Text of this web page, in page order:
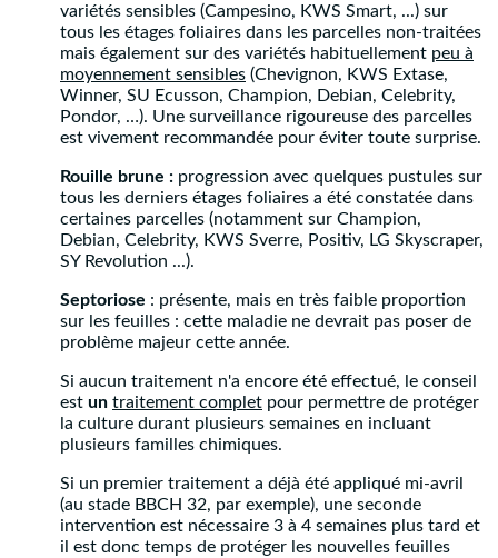
variétés sensibles (Campesino, KWS Smart, ...) sur
tous les étages foliaires dans les parcelles non-traitées
mais également sur des variétés habituellement peu à
moyennement sensibles (Chevignon, KWS Extase,
Winner, SU Ecusson, Champion, Debian, Celebrity,
Pondor, …). Une surveillance rigoureuse des parcelles
est vivement recommandée pour éviter toute surprise.
Rouille brune : progression avec quelques pustules sur
tous les derniers étages foliaires a été constatée dans
certaines parcelles (notamment sur Champion,
Debian, Celebrity, KWS Sverre, Positiv, LG Skyscraper,
SY Revolution ...).
Septoriose : présente, mais en très faible proportion
sur les feuilles : cette maladie ne devrait pas poser de
problème majeur cette année.
Si aucun traitement n'a encore été effectué, le conseil
est un traitement complet pour permettre de protéger
la culture durant plusieurs semaines en incluant
plusieurs familles chimiques.
Si un premier traitement a déjà été appliqué mi-avril
(au stade BBCH 32, par exemple), une seconde
intervention est nécessaire 3 à 4 semaines plus tard et
il est donc temps de protéger les nouvelles feuilles